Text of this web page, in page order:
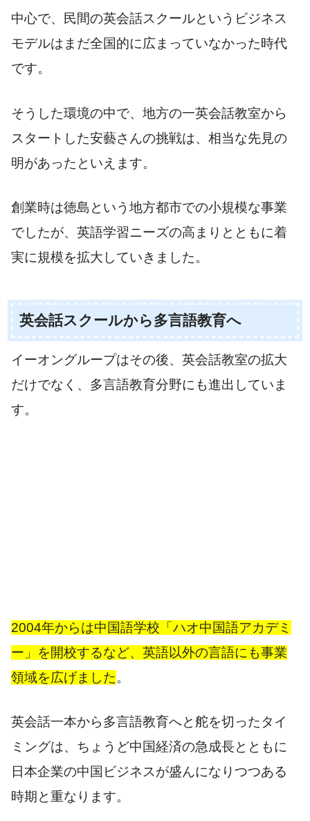
中心で、民間の英会話スクールというビジネス
モデルはまだ全国的に広まっていなかった時代
です。
そうした環境の中で、地方の一英会話教室から
スタートした安藝さんの挑戦は、相当な先見の
明があったといえます。
創業時は徳島という地方都市での小規模な事業
でしたが、英語学習ニーズの高まりとともに着
実に規模を拡大していきました。
英会話スクールから多言語教育へ
イーオングループはその後、英会話教室の拡大
だけでなく、多言語教育分野にも進出していま
す。
2004年からは中国語学校「ハオ中国語アカデミ
ー」を開校するなど、英語以外の言語にも事業
領域を広げました。
英会話一本から多言語教育へと舵を切ったタイ
ミングは、ちょうど中国経済の急成長とともに
日本企業の中国ビジネスが盛んになりつつある
時期と重なります。